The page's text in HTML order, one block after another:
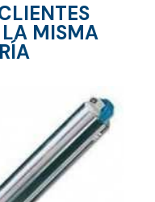
LA MISMA